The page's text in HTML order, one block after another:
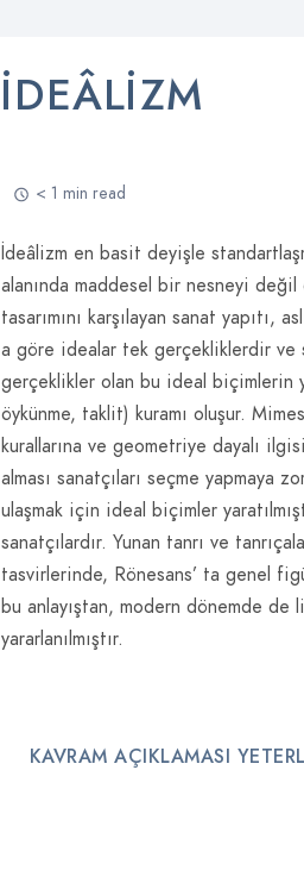
IDEÂLIZM
< 1 min read
İdeâlizm en basit deyişle
alanında maddesel bir nesneyi değil
tasarımını karşılayan sanat yapıtı,
a göre idealar tek gerçekliklerdir ve
gerçeklikler olan bu ideal biçimlerin
öykünme, taklit) kuramı oluşur.
kurallarına ve geometriye dayalı
alması sanatçıları seçme yapmaya
ulaşmak için ideal biçimler
sanatçılardır. Yunan tanrı ve
tasvirlerinde, Rönesans’ ta genel
bu anlayıştan, modern dönemde
yararlanılmıştır.
KAVRAM AÇIKLAMASI